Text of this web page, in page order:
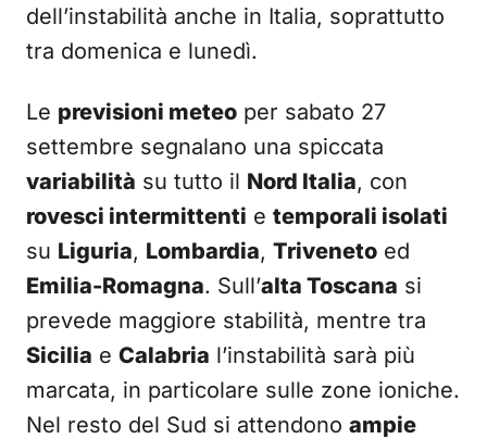
dell’instabilità anche in Italia, soprattutto
tra domenica e lunedì.
Le previsioni meteo per sabato 27
settembre segnalano una spiccata
variabilità su tutto il Nord Italia, con
rovesci intermittenti e temporali isolati
su Liguria, Lombardia, Triveneto ed
Emilia-Romagna. Sull’alta Toscana si
prevede maggiore stabilità, mentre tra
Sicilia e Calabria l’instabilità sarà più
marcata, in particolare sulle zone ioniche.
Nel resto del Sud si attendono ampie